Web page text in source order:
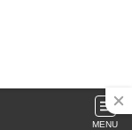
MENU